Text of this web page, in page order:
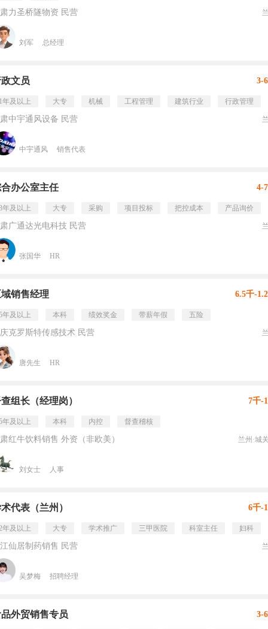
力圣桥隧物资 民营
刘军 总经理
文员 3-
年及以上 大专 机械 工程管理 建筑行业 行政管理
中宇通风设备 民营
中宇通风 销售代表
办公室主任 4-
年及以上 大专 采购 项目投标 把控成本 产品询价
广通达光电科技 民营
张国华 HR
销售经理 6.5千-
年及以上 本科 绩效奖金 带薪年假 五险
克罗斯特传感技术 民营
唐先生 HR
组长（经理岗） 7千-
年及以上 本科 内控 督查稽核
红牛饮料销售 外资（非欧美） 兰州·城
刘女士 人事
代表（兰州） 6千-
年及以上 大专 学术推广 三甲医院 科室主任 妇科
仙居制药销售 民营
吴梦梅 招聘经理
外贸销售专员 3-